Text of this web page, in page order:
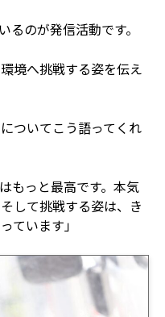
るのが発信活動です。
境へ挑戦する姿を伝え
ついてこう語ってくれ
もっと最高です。本気
して挑戦する姿は、き
ています」